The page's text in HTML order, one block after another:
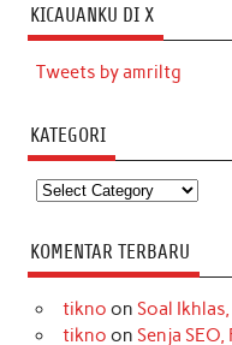
KICAUANKU DI X
Tweets by amriltg
KATEGORI
Kategori
KOMENTAR TERBARU
tikno on Soal
tikno on Senja